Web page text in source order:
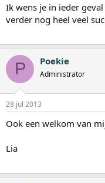
Ik wens je in ieder
verder nog heel veel
P Poekie
Administrator
28 jul 2013
Ook een welkom van
Lia